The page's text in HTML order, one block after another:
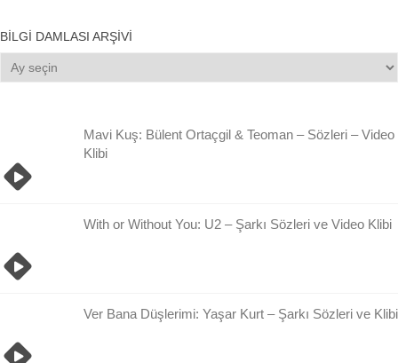
BILGI DAMLASI ARŞIVI
Bilgi
Damlası
Mavi Kuş: Bülent Ortaçgil & Teoman – Sözleri – Video
Klibi
With or Without You: U2 – Şarkı Sözleri ve Video Klibi
Ver Bana Düşlerimi: Yaşar Kurt – Şarkı Sözleri ve Klibi